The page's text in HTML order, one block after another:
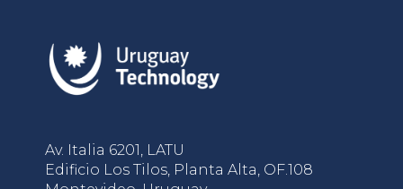
Av. Italia 6201, LATU
Edificio Los Tilos, Planta Alta, OF.108